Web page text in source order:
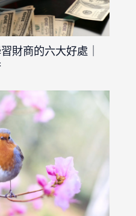
財商的六大好處｜